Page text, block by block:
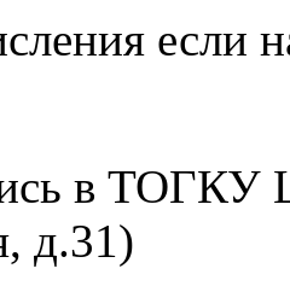
если
в ТОГКУ
д.31)